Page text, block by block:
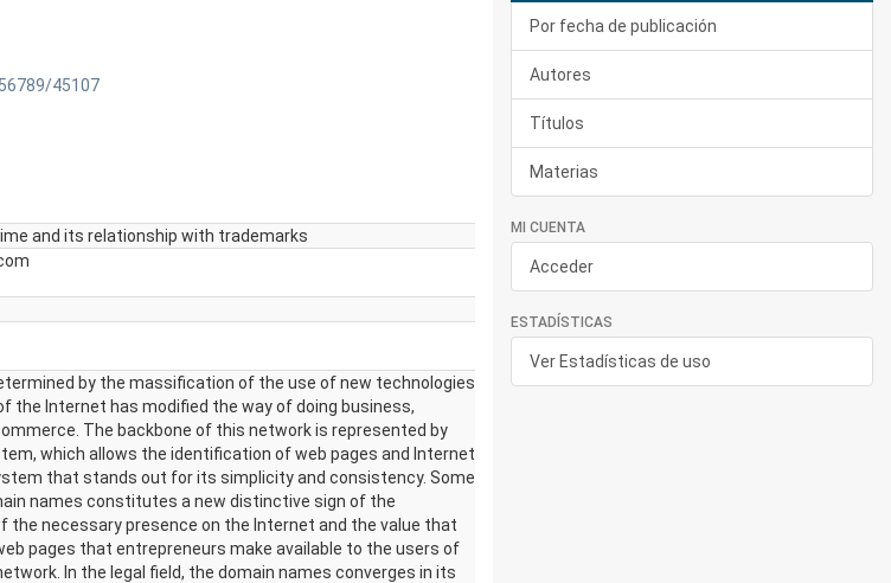
45107
and its relationship with trademarks
by the massification of the use of new technologies
the Internet has modified the way of doing business,
The backbone of this network is represented by
which allows the identification of web pages and Internet
that stands out for its simplicity and consistency. Some
names constitutes a new distinctive sign of the
the necessary presence on the Internet and the value that
pages that entrepreneurs make available to the users of
In the legal field, the domain names converges in its
Por fecha de publicación
Autores
Títulos
Materias
MI CUENTA
Acceder
ESTADÍSTICAS
Ver Estadísticas de uso